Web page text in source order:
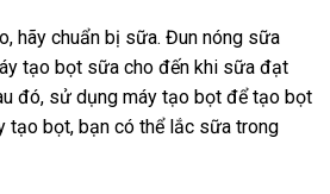
hãy chuẩn bị sữa. Đun nóng sữa
tạo bọt sữa cho đến khi sữa đạt
đó, sử dụng máy tạo bọt để tạo bọt
tạo bọt, bạn có thể lắc sữa trong